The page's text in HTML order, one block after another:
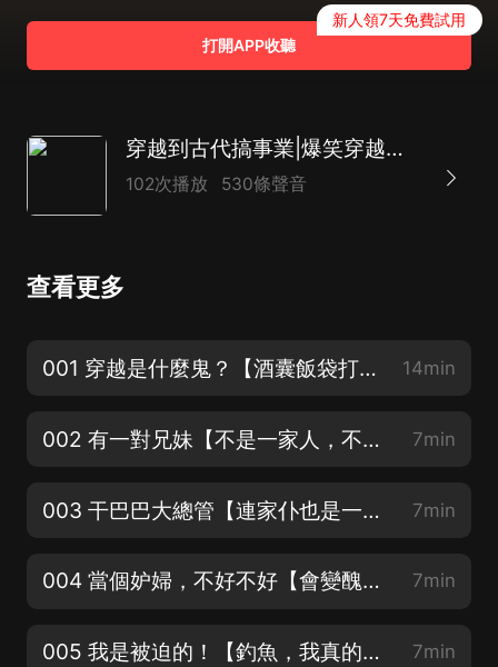
打開APP收聽
新人領7天免費試用
穿越到古代搞事業|爆笑穿越架空|經營逆襲|發家致富|多播
102次播放 530條聲音
查看更多
001 穿越是什麼鬼？【酒囊飯袋打工人也能穿越？】 14min
002 有一對兄妹【不是一家人，不進一家門】 7min
003 干巴巴大總管【連家仆也是一個調調！】 7min
004 當個妒婦，不好不好【會變醜噠！】 7min
005 我是被迫的！【釣魚，我真的是被迫的！】 7min